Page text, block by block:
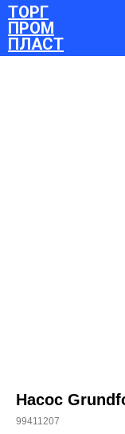
ТОРГ
ПРОМ
ПЛАСТ
Насос
99411207